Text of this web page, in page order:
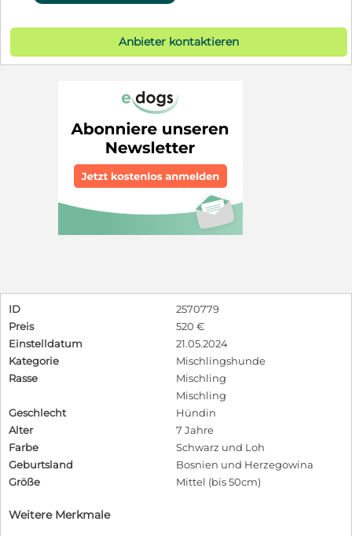
Anbieter kontaktieren
ID
2570779
Preis
520 €
Einstelldatum
21.05.2024
Kategorie
Mischlingshunde
Rasse
Mischling
Mischling
Geschlecht
Hündin
Alter
7 Jahre
Farbe
Schwarz und Loh
Geburtsland
Bosnien und Herzegowina
Größe
Mittel (bis 50cm)
Weitere Merkmale